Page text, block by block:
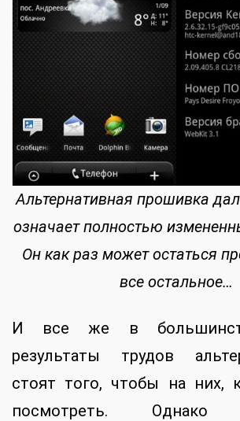
Альтернативная прошивка
означает полностью
Он как раз может остаться
все остальное…
И все же в
результаты трудов
стоят того, чтобы на них,
посмотреть.